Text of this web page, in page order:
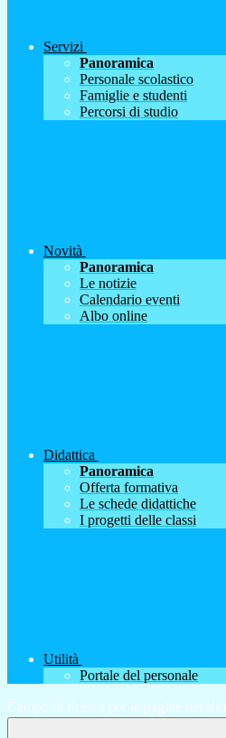
Servizi
Panoramica
Personale scolastico
Famiglie e studenti
Percorsi di studio
Novità
Panoramica
Le notizie
Calendario eventi
Albo online
Didattica
Panoramica
Offerta formativa
Le schede didattiche
I progetti delle classi
Utilità
Portale del personale
Campo di ricerca per le pagine del sito